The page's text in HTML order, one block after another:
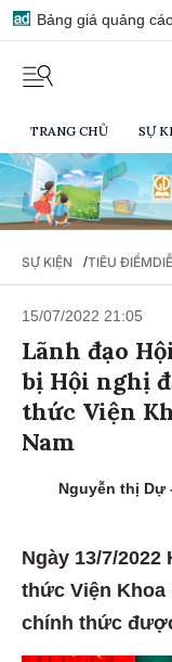
Bảng giá quảng
TRANG CHỦ SỰ
SỰ KIỆN / TIÊU ĐIỂM
15/07/2022 21:05
Lãnh đạo
bị Hội nghị
thức Viện
Nam
Nguyễn thị Dự
Ngày 13/7/
thức Viện Khoa
chính thức